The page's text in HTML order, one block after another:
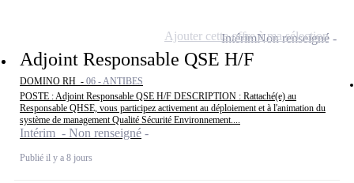
Adjoint Responsable QSE H/F
DOMINO RH - 06 - ANTIBES
POSTE : Adjoint Responsable QSE H/F DESCRIPTION : Rattaché(e) au
Responsable QHSE, vous participez activement au déploiement et à l'animation du
système de management Qualité Sécurité Environnement....
Intérim - Non renseigné
Publié il y a 8 jours
IntérimNon renseigné
Ajouter cette offre à ma sélection